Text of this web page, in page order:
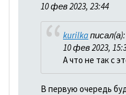
10 фев 2023, 23:44
kurilkaписал(а):
10 фев 2023,
А что не так с
В первую очередь